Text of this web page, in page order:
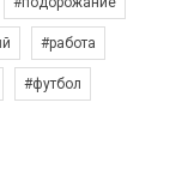
#работа
#футбол